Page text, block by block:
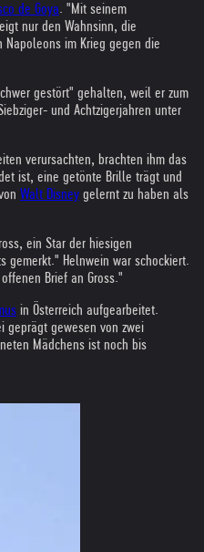
de Goya. "Mit seinem
nur den Wahnsinn, die
Napoleons im Krieg gegen die
gestört" gehalten, weil er zum
und Achtzigerjahren unter
verursachten, brachten ihm das
ist, eine getönte Brille trägt und
Walt Disney gelernt zu haben als
ein Star der hiesigen
gemerkt." Helnwein war schockiert.
Brief an Gross."
in Österreich aufgearbeitet.
geprägt gewesen von zwei
Mädchens ist noch bis